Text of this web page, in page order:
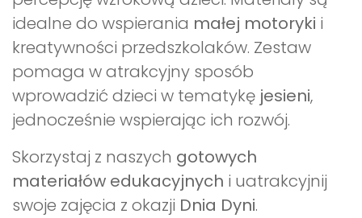
idealne do wspierania małej motoryki i
kreatywności przedszkolaków. Zestaw
pomaga w atrakcyjny sposób
wprowadzić dzieci w tematykę jesieni,
jednocześnie wspierając ich rozwój.
Skorzystaj z naszych gotowych
materiałów edukacyjnych i uatrakcyjnij
swoje zajęcia z okazji Dnia Dyni.